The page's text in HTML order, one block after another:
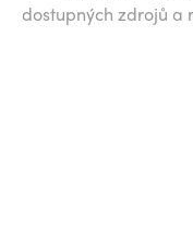
dostupných zdrojů a